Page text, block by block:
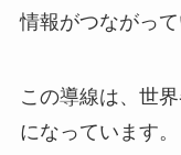
情報がつながって
この導線は、世
になっています。